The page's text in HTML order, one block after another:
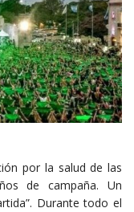
por la salud de las
de campaña. Un
Durante todo el